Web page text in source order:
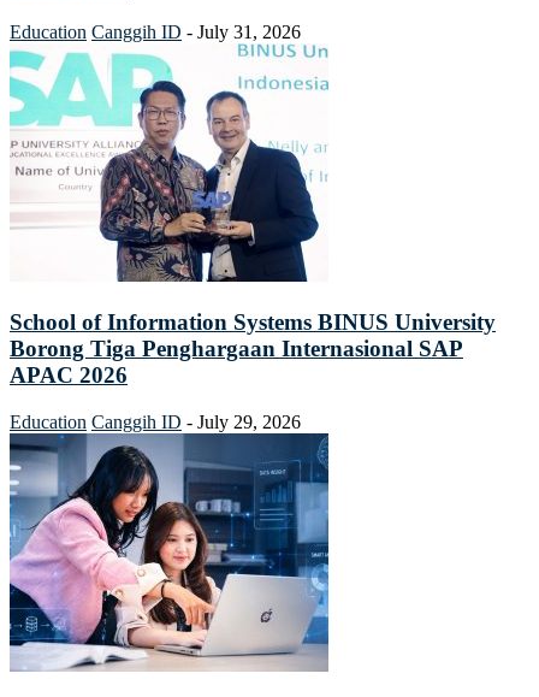
Education Canggih ID - July 31, 2026
School of Information Systems BINUS University
Borong Tiga Penghargaan Internasional SAP
APAC 2026
Education Canggih ID - July 29, 2026